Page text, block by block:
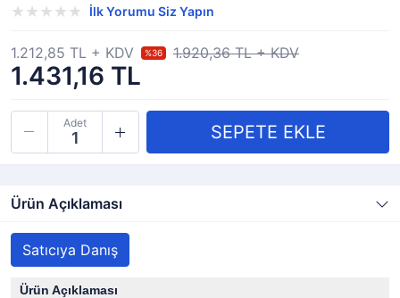
İlk Yorumu Siz Yapın
1.431,16 TL
1.212,85 TL + KDV %36 1.920,36 TL + KDV
Adet
Ürün Açıklaması
Satıcıya Danış
Ürün Açıklaması